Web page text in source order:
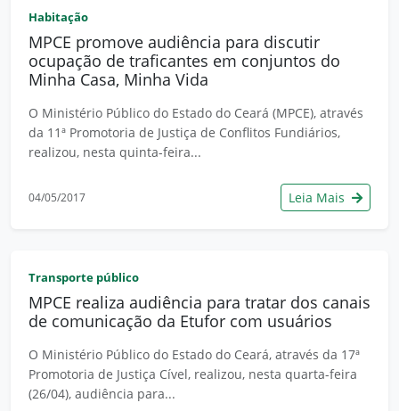
Habitação
MPCE promove audiência para discutir
ocupação de traficantes em conjuntos do
Minha Casa, Minha Vida
O Ministério Público do Estado do Ceará (MPCE), através
da 11ª Promotoria de Justiça de Conflitos Fundiários,
realizou, nesta quinta-feira...
04/05/2017 Leia Mais
Transporte público
MPCE realiza audiência para tratar dos canais
de comunicação da Etufor com usuários
O Ministério Público do Estado do Ceará, através da 17ª
Promotoria de Justiça Cível, realizou, nesta quarta-feira
(26/04), audiência para...